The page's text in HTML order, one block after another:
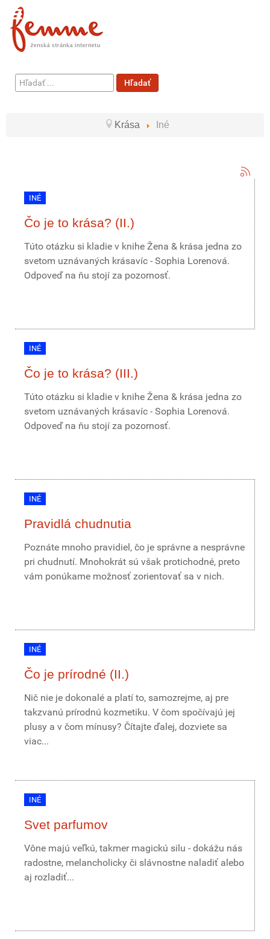
Hľadať
...
Hľadať
Krása Iné
INÉ
Čo je to krása? (II.)
Túto otázku si kladie v knihe Žena & krása jedna zo
svetom uznávaných krásavíc - Sophia Lorenová.
Odpoveď na ňu stojí za pozornosť.
INÉ
Čo je to krása? (III.)
Túto otázku si kladie v knihe Žena & krása jedna zo
svetom uznávaných krásavíc - Sophia Lorenová.
Odpoveď na ňu stojí za pozornosť.
INÉ
Pravidlá chudnutia
Poznáte mnoho pravidiel, čo je správne a nesprávne
pri chudnutí. Mnohokrát sú však protichodné, preto
vám ponúkame možnosť zorientovať sa v nich.
INÉ
Čo je prírodné (II.)
Nič nie je dokonalé a platí to, samozrejme, aj pre
takzvanú prírodnú kozmetiku. V čom spočívajú jej
plusy a v čom mínusy? Čítajte ďalej, dozviete sa
viac...
INÉ
Svet parfumov
Vône majú veľkú, takmer magickú silu - dokážu nás
radostne, melancholicky či slávnostne naladiť alebo
aj rozladiť...